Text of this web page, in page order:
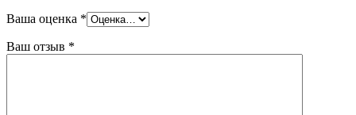
Ваша оценка *
Ваш отзыв *